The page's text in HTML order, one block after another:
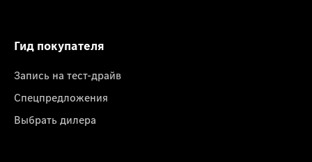
Гид покупателя
Запись на тест-драйв
Спецпредложения
Выбрать дилера